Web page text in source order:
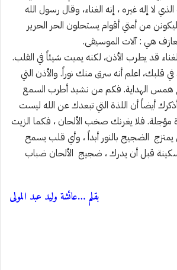
لا إله غيره ، إنه الغناء، وقال رسول الله
من أمتي أقوام يستحلون الحر الحرير
هي : آلات الموسيقى.
قد يطرب الأذن، لكنه يميت شيئاً في القلب.
قلبك، اعلم أنه سرق منك نوراً. والأذن التي
همس الهداية. فكم من نشيد أطرب السمع
أيضاً أن اللذة التي تبعدك عن الله ليست
مؤجلة. فلا يغرنك صخب الألحان ، فكما الزيت
يمتزج الضجيج بالنور أبداً ، وأي قلب يسمح
قبل أن يدرك ، ضجيج الألحان ضباب
بقلم …عائشة وليد عبد المولى